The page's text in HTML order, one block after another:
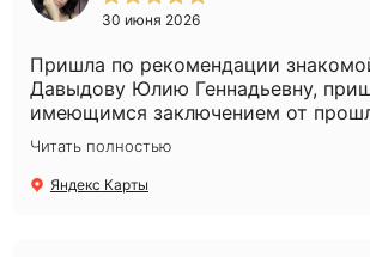
30 июня 2026
Пришла по рекомендации
Давыдову Юлию Геннадьевну,
имеющимся заключением от
специалиста, но у меня всё равно
анамнез и уточнили
Всегда дают новые пробники
Читать полностью
Яндекс Карты